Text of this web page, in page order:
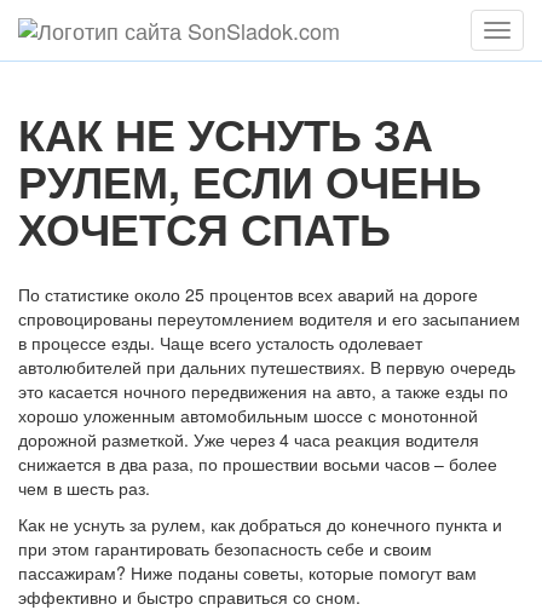
Меню
КАК НЕ УСНУТЬ ЗА
РУЛЕМ, ЕСЛИ ОЧЕНЬ
ХОЧЕТСЯ СПАТЬ
По статистике около 25 процентов всех аварий на дороге
спровоцированы переутомлением водителя и его засыпанием
в процессе езды. Чаще всего усталость одолевает
автолюбителей при дальних путешествиях. В первую очередь
это касается ночного передвижения на авто, а также езды по
хорошо уложенным автомобильным шоссе с монотонной
дорожной разметкой. Уже через 4 часа реакция водителя
снижается в два раза, по прошествии восьми часов – более
чем в шесть раз.
Как не уснуть за рулем, как добраться до конечного пункта и
при этом гарантировать безопасность себе и своим
пассажирам? Ниже поданы советы, которые помогут вам
эффективно и быстро справиться со сном.